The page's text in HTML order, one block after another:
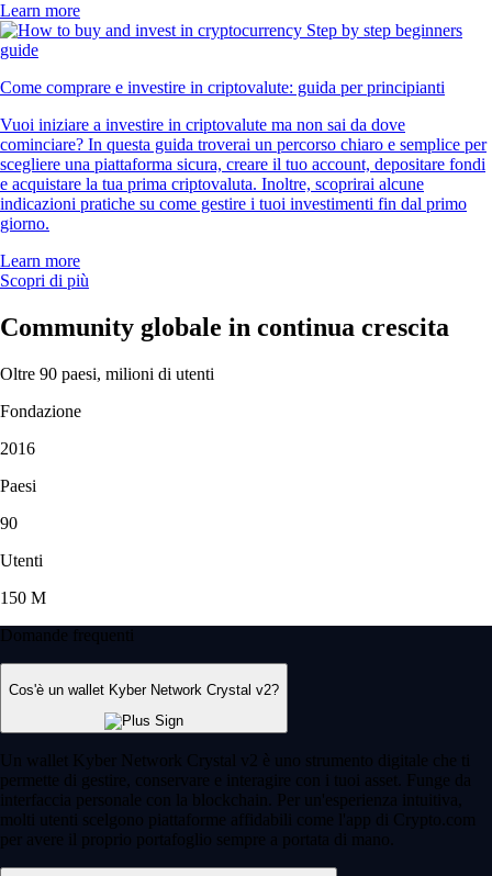
Learn more
Come comprare e investire in criptovalute: guida per principianti
Vuoi iniziare a investire in criptovalute ma non sai da dove
cominciare? In questa guida troverai un percorso chiaro e semplice per
scegliere una piattaforma sicura, creare il tuo account, depositare fondi
e acquistare la tua prima criptovaluta. Inoltre, scoprirai alcune
indicazioni pratiche su come gestire i tuoi investimenti fin dal primo
giorno.
Learn more
Scopri di più
Community globale in continua crescita
Oltre 90 paesi, milioni di utenti
Fondazione
2016
Paesi
90
Utenti
150 M
Domande frequenti
Cos'è un wallet Kyber Network Crystal v2?
Un wallet Kyber Network Crystal v2 è uno strumento digitale che ti
permette di gestire, conservare e interagire con i tuoi asset. Funge da
interfaccia personale con la blockchain. Per un'esperienza intuitiva,
molti utenti scelgono piattaforme affidabili come l'app di Crypto.com
per avere il proprio portafoglio sempre a portata di mano.